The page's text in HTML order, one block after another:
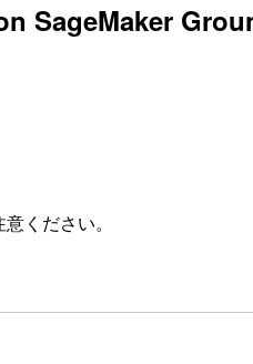
SageMaker
ください。